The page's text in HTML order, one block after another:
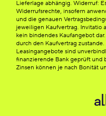
Lieferlage abhängig. Widerruf:
Widerrufsrechte, insofern
und die genauen
jeweiligen Kaufvertrag. Invitatio
kein bindendes Kaufangebot
durch den Kaufvertrag
Leasingangebote sind
finanzierende Bank geprüft und
Zinsen können je nach Bonität